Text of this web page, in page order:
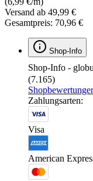
Versand ab 49,99 €
Gesamtpreis: 70,96 €
Shop-Info
Shop-Info -
(7.165)
Zahlungsarten:
Visa
American